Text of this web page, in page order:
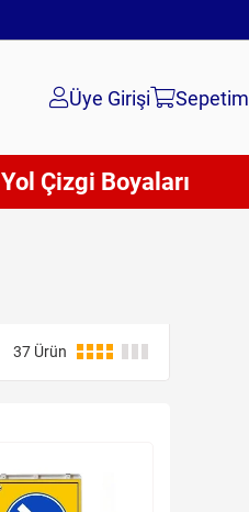
Üye Girişi Sepetim
Yol Çizgi Boyaları
37 Ürün